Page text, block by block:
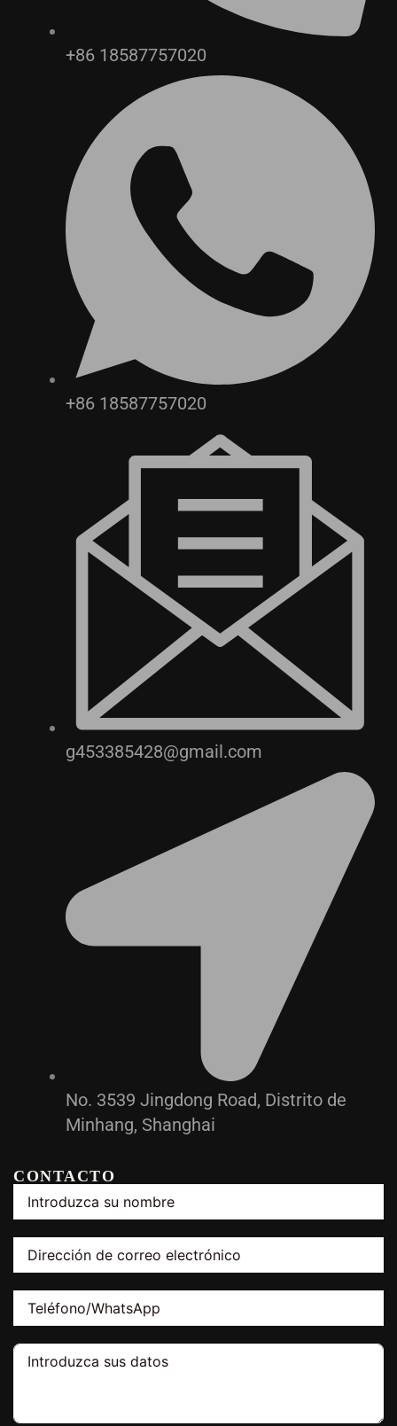
+86 18587757020
+86 18587757020
g453385428@gmail.com
No. 3539 Jingdong Road, Distrito de
Minhang, Shanghai
CONTACTO